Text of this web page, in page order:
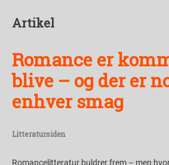
Artikel
Romance er
blive – og der er
enhver smag
Litteratursiden
Romancelitteratur buldrer frem – men